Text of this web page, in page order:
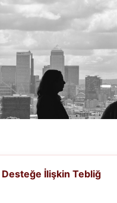
İlişkin Tebliğ